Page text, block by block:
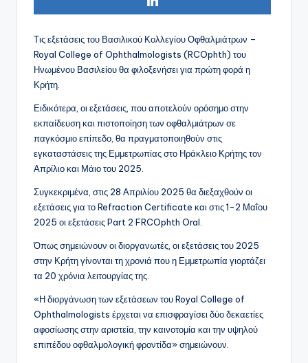
Τις εξετάσεις του Βασιλικού Κολλεγίου Οφθαλμιάτρων –
Royal College of Ophthalmologists (RCOphth) του
Ηνωμένου Βασιλείου θα φιλοξενήσει για πρώτη φορά η
Κρήτη.
Ειδικότερα, οι εξετάσεις, που αποτελούν ορόσημο στην
εκπαίδευση και πιστοποίηση των οφθαλμιάτρων σε
παγκόσμιο επίπεδο, θα πραγματοποιηθούν στις
εγκαταστάσεις της Εμμετρωπίας στο Ηράκλειο Κρήτης τον
Απρίλιο και Μάιο του 2025.
Συγκεκριμένα, στις 28 Απριλίου 2025 θα διεξαχθούν οι
εξετάσεις για το Refraction Certificate και στις 1-2 Μαΐου
2025 οι εξετάσεις Part 2 FRCOphth Oral.
Όπως σημειώνουν οι διοργανωτές, οι εξετάσεις του 2025
στην Κρήτη γίνονται τη χρονιά που η Εμμετρωπία γιορτάζει
τα 20 χρόνια λειτουργίας της.
«Η διοργάνωση των εξετάσεων του Royal College of
Ophthalmologists έρχεται να επισφραγίσει δύο δεκαετίες
αφοσίωσης στην αριστεία, την καινοτομία και την υψηλού
επιπέδου οφθαλμολογική φροντίδα» σημειώνουν.